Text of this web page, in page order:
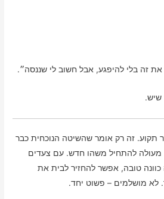
את זה בלי להיפגע, אבל חשוב לי שננסה״.
שיש.
זה רק אומר שהשיטה הנוכחית כבר
מעולה להתחיל משהו חדש. עם צעדים
טובה, אפשר להחזיר לבית את
מושלמים – פשוט יחד.